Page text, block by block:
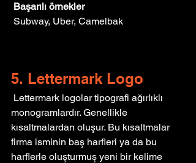
Başarılı örnekler
Subway, Uber, Camelbak
5. Lettermark Logo
monogramlardır. Genellikle
kısaltmalardan oluşur. Bu kısaltmalar
firma isminin baş harfleri ya da bu
harflerle oluşturmuş yeni bir kelime